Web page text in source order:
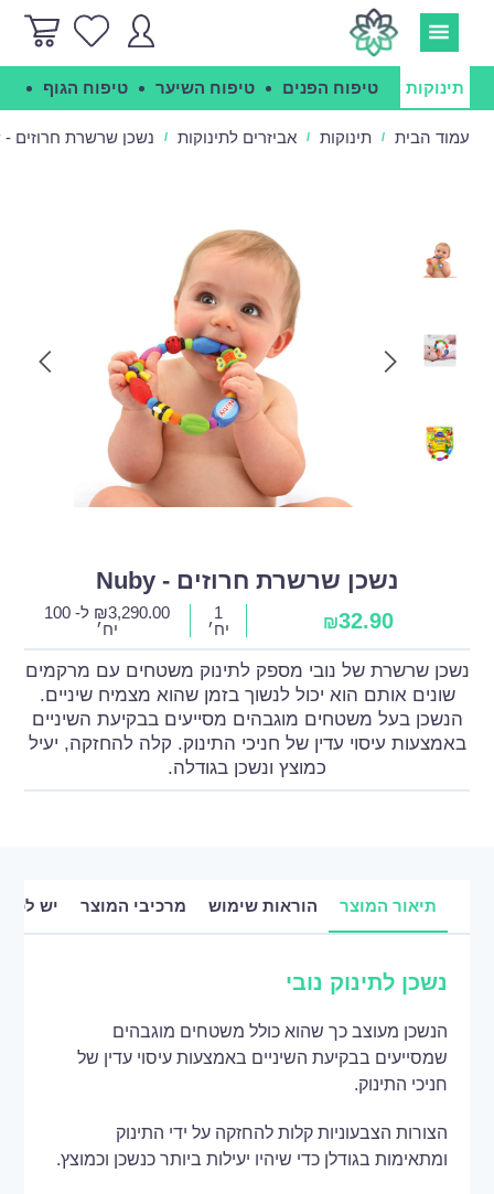
תינוקות טיפוח הפנים טיפוח השיער טיפוח הגוף
עמוד הבית / תינוקות / אביזרים לתינוקות / נשכן שרשרת חרוזים - Nuby
נשכן שרשרת חרוזים - Nuby
₪32.90
1
יח׳
₪3,290.00
ל- 100
יח׳
נשכן שרשרת של נובי מספק לתינוק משטחים עם מרקמים
שונים אותם הוא יכול לנשוך בזמן שהוא מצמיח שיניים.
הנשכן בעל משטחים מוגבהים מסייעים בבקיעת השיניים
באמצעות עיסוי עדין של חניכי התינוק. קלה להחזקה, יעיל
כמוצץ ונשכן בגודלה.
תיאור המוצר הוראות שימוש מרכיבי המוצר יש
נשכן לתינוק נובי
הנשכן מעוצב כך שהוא כולל משטחים מוגבהים
שמסייעים בבקיעת השיניים באמצעות עיסוי עדין של
חניכי התינוק.
הצורות הצבעוניות קלות להחזקה על ידי התינוק
ומתאימות בגודלן כדי שיהיו יעילות ביותר כנשכן וכמוצץ.